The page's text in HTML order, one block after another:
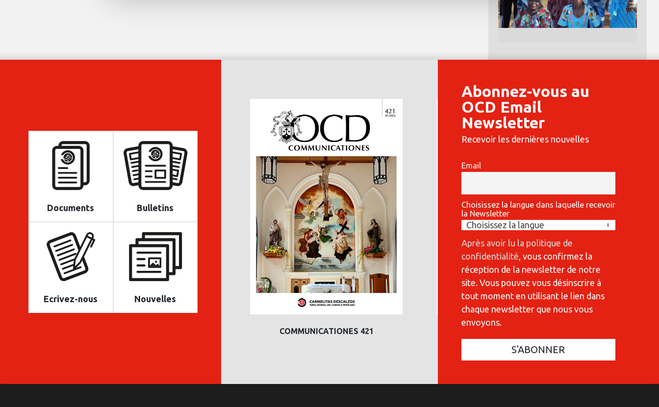
Documents Bulletins
Ecrivez-nous Nouvelles
COMMUNICATIONES 421
Abonnez-vous au
OCD Email
Newsletter
Recevoir les dernières nouvelles
Email
Choisissez la langue dans laquelle recevoir
la Newsletter
Après avoir lu la politique de
confidentialité, vous confirmez la
réception de la newsletter de notre
site. Vous pouvez vous désinscrire à
tout moment en utilisant le lien dans
chaque newsletter que nous vous
envoyons.